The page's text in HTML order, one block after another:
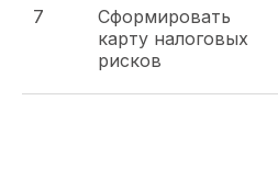
7
Сформировать
карту налоговых
рисков